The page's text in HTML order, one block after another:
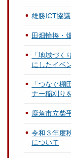
雄勝ICT協
田畑輪換・
「地域づ
にしたイベ
「つなぐ
ナー稲刈り
鹿角市立柴
令和３年度
について